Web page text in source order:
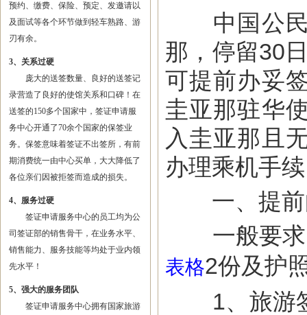
预约、缴费、保险、预定、发邀请以
及面试等各个环节做到轻车熟路、游
刃有余。
3、关系过硬
庞大的送签数量、良好的送签记
录营造了良好的使馆关系和口碑！在
送签的150多个国家中，签证申请服
务中心开通了70余个国家的保签业
务。保签意味着签证不出签所，有前
期消费统一由中心买单，大大降低了
各位亲们因被拒签而造成的损失。
4、服务过硬
签证申请服务中心的员工均为公
司签证部的销售骨干，在业务水平、
销售能力、服务技能等均处于业内领
先水平！
5、强大的服务团队
签证申请服务中心拥有国家旅游
中国公民
那，停留30
可提前办妥
圭亚那驻华
入圭亚那且
办理乘机手
一、提前
一般要求:
表格2份及护
1、旅游签